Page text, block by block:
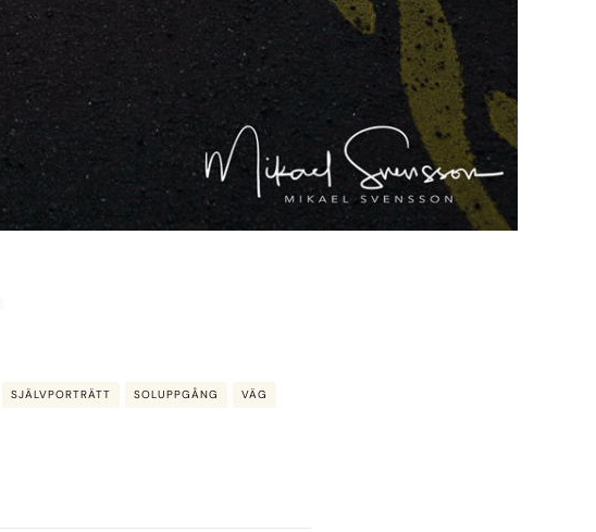
SJÄLVPORTRÄTT SOLUPPGÅNG VÄG